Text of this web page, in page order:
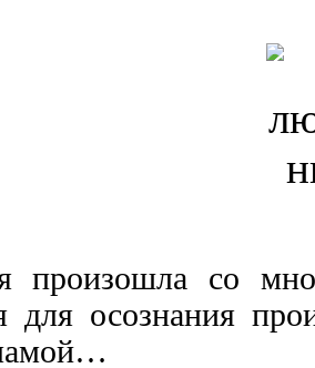
произошла со
для осознания